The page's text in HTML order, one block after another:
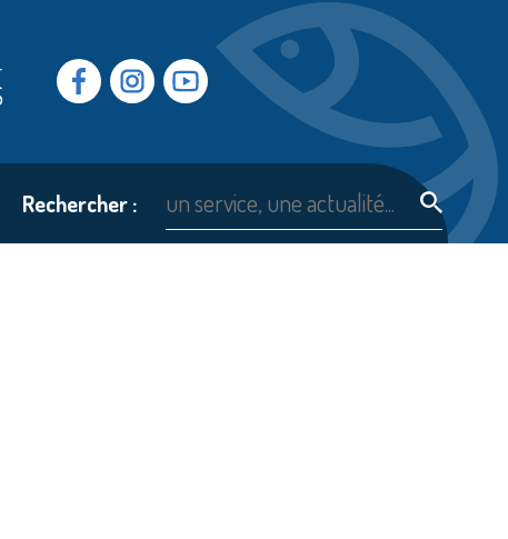
Facebook Instragram Youtube
Rechercher :